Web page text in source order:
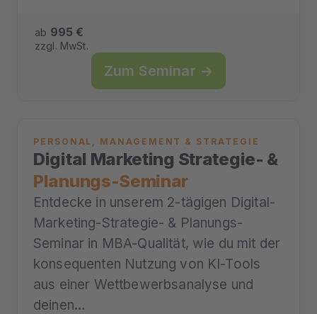
ab 995 €
zzgl. MwSt.
Zum Seminar →
PERSONAL, MANAGEMENT & STRATEGIE
Digital Marketing Strategie- &
Planungs-Seminar
Entdecke in unserem 2-tägigen Digital-
Marketing-Strategie- & Planungs-
Seminar in MBA-Qualität, wie du mit der
konsequenten Nutzung von KI-Tools
aus einer Wettbewerbsanalyse und
deinen…